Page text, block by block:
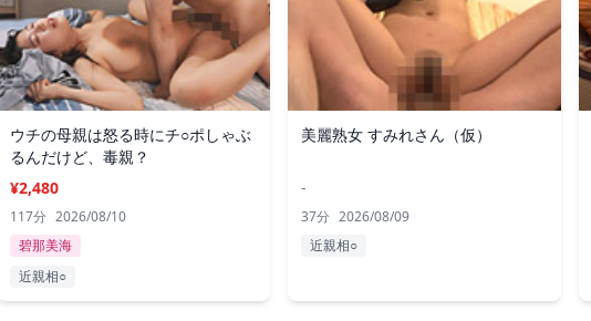
ウチの母親は怒る時にチ○ポしゃぶ
るんだけど、毒親？
¥2,480
117分 2026/08/10
碧那美海
近親相○
美麗熟女 すみれさん（仮）
-
37分 2026/08/09
近親相○